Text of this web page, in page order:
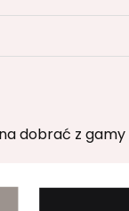
dobrać z